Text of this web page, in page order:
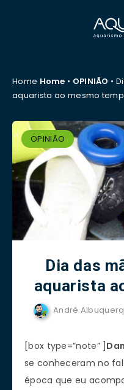
Home Home • OPINIÃO •
aquarista ao mesmo
OPINIÃO
Dia das
aquarista
André
[box type=”note” ]
se conheceram no
época que eu